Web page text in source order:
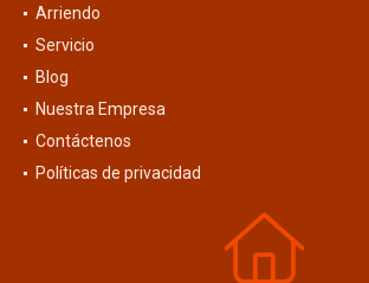
Arriendo
Servicio
Blog
Nuestra Empresa
Contáctenos
Políticas de privacidad